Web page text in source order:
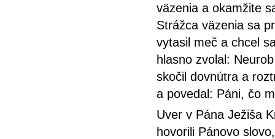
väzenia a okamžite
Strážca väzenia sa
vytasil meč a chcel
hlasno zvolal:
skočil dovnútra a
a povedal: Páni, čo
Uver v Pána Ježiša
hovorili Pánovo